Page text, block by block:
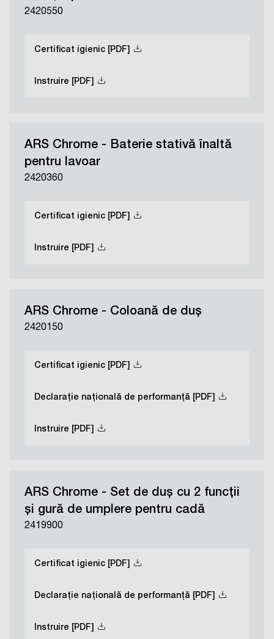
2420550
Certificat igienic [PDF]
Instruire [PDF]
ARS Chrome - Baterie stativă înaltă
pentru lavoar
2420360
Certificat igienic [PDF]
Instruire [PDF]
ARS Chrome - Coloană de duș
2420150
Certificat igienic [PDF]
Declarație națională de performanță [PDF]
Instruire [PDF]
ARS Chrome - Set de duș cu 2 funcții
și gură de umplere pentru cadă
2419900
Certificat igienic [PDF]
Declarație națională de performanță [PDF]
Instruire [PDF]